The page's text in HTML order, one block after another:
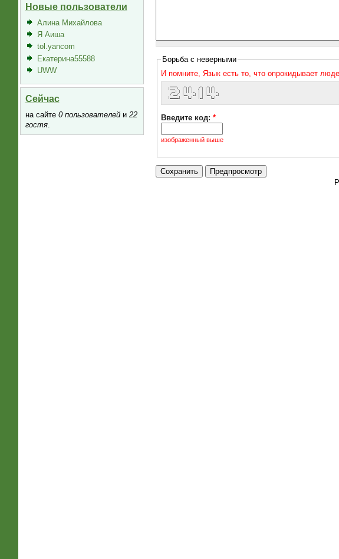
Новые пользователи
Алина Михайлова
Я Аиша
tol.yancom
Екатерина55588
UWW
Сейчас
на сайте 0 пользователейи 22
гостя.
Борьба с неверными
И помните, Язык есть то, что опрокидывает
|___ \  | || |   / | | || |
  / __/  |__   _| | | |__   _|
Введите код:*
изображенный выше